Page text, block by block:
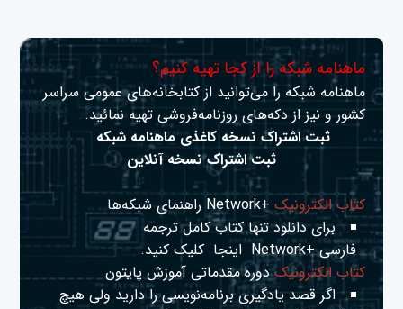
ماهنامه شبکه را از کجا تهیه کنیم؟
ماهنامه شبکه را می‌توانید از کتابخانه‌های عمومی سراسر
کشور و نیز از دکه‌های روزنامه‌فروشی تهیه نمائید.
ثبت اشتراک نسخه کاغذی ماهنامه شبکه
ثبت اشتراک نسخه آنلاین
کتاب الکترونیک+Network راهنمای شبکه‌ها
برای دانلود تنها کتاب کامل ترجمه
فارسی +Network
اینجا کلیک کنید.
کتاب الکترونیکدوره مقدماتی آموزش پایتون
اگر قصد یادگیری برنامه‌نویسی را دارید ولی هیچ